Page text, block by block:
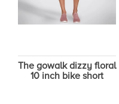
The gowalk dizzy floral
10 inch bike short